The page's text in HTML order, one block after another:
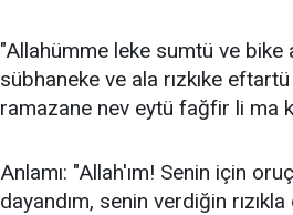
"Allahümme leke sumtü ve bike
sübhaneke ve ala rızkıke
ramazane nev eytü fağfir li ma
Anlamı: "Allah'ım! Senin için
dayandım, senin verdiğin